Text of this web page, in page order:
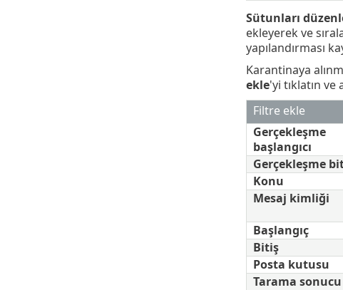
Sütunları
ekleyerek ve
yapılandırması
Karantinaya
ekle'yi tıklatın
Filtre ekle
Gerçekleşme
başlangıcı
Gerçekleşme
Konu
Mesaj kimliği
Başlangıç
Bitiş
Posta kutusu
Tarama sonucu